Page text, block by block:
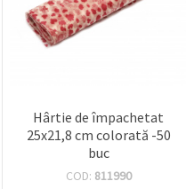
Hârtie de împachetat
25x21,8 cm colorată -50
buc
COD: 811990